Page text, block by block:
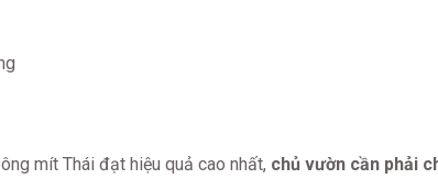
mít Thái đạt hiệu quả cao nhất, chủ vườn cần phải